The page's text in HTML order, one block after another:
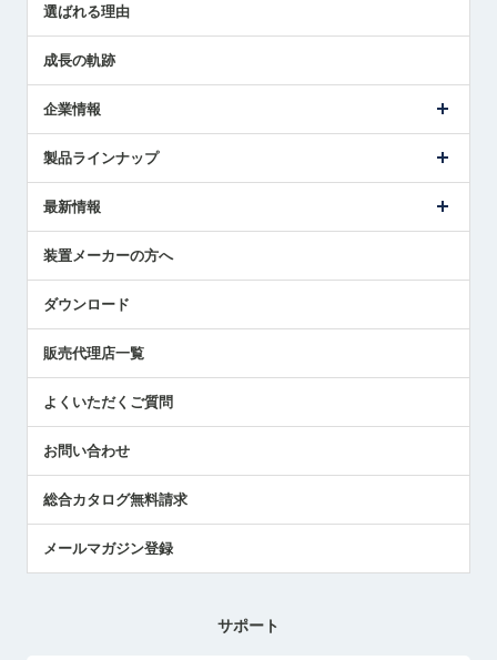
解決策提案
選ばれる理由
成長の軌跡
企業情報
ごあいさつ
受賞履歴
採用情報
国/地域/言語
製品ラインナップ
ツールセッタ製品
エアマイクロセンサ製品
最新情報
メトロールの技術
社員ブログ
中小企業のBCP地震対策
センサのテクニカルガイド
社長ブログ
装置メーカーの方へ
ダウンロード
販売代理店一覧
よくいただくご質問
お問い合わせ
総合カタログ無料請求
メールマガジン登録
サポート